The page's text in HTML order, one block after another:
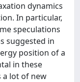
dynamics
In particular,
speculations
suggested in
position of a
in these
a lot of new